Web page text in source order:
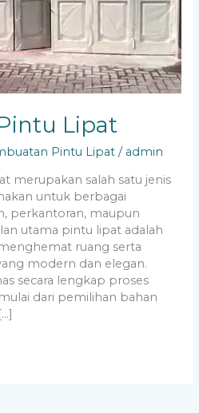
Lipat
Pintu Lipat / admin
merupakan salah satu jenis
untuk berbagai
perkantoran, maupun
utama pintu lipat adalah
ruang serta
modern dan elegan.
secara lengkap proses
dari pemilihan bahan